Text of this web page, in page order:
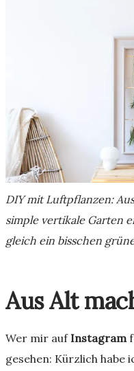
DIY mit Luftpflanzen:
simple vertikale Garten
gleich ein bisschen
Aus Alt
Wer mir auf Instagram
gesehen: Kürzlich habe